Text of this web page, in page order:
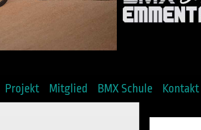
Projekt Mitglied BMX Schule Kontakt